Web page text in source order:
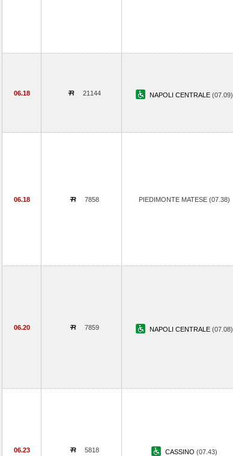
06.18 21144 NAPOLI CENTRALE (07.09)
06.18 7858 PIEDIMONTE MATESE (07.38)
06.20 7859 NAPOLI CENTRALE (07.08)
06.23 5818 CASSINO (07.43)